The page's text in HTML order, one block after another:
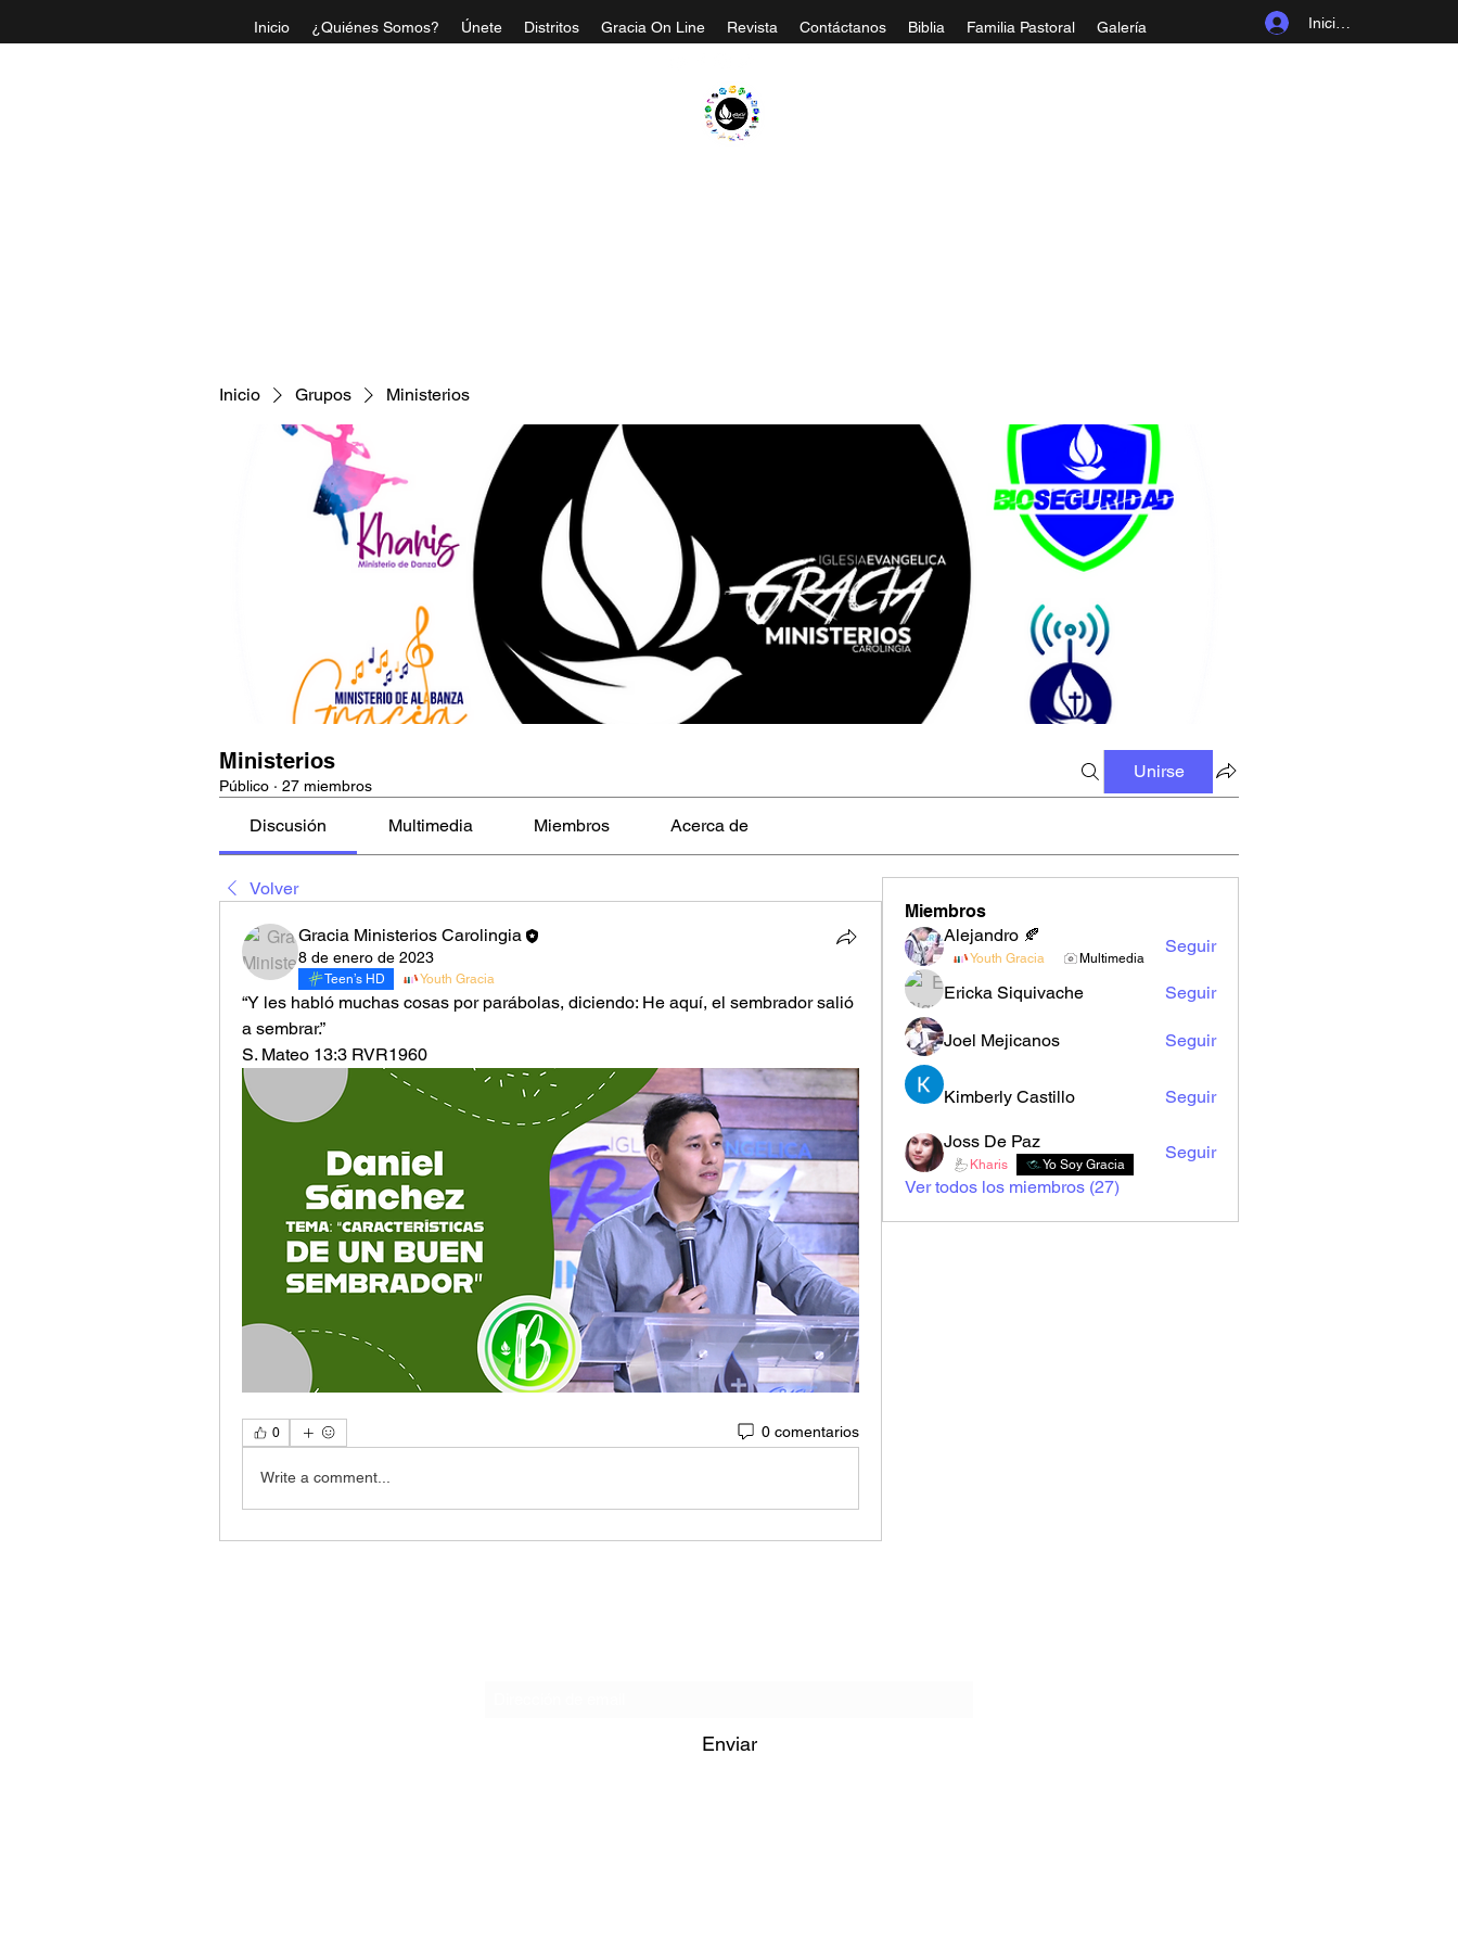
Iniciar sesión
Inicio ¿Quiénes Somos? Únete Distritos Gracia On Line Revista Contáctanos Biblia Familia Pastoral Galería
Inicio Grupos Ministerios
Ministerios
Público · 27 miembros
Unirse
Discusión Multimedia Miembros Acerca de
Volver
Gracia Ministerios Carolingia
8 de enero de 2023
Teen’s HD Youth Gracia
“Y les habló muchas cosas por parábolas, diciendo: He aquí, el sembrador salió
a sembrar.”
‭‭S. Mateo‬ ‭13‬:‭3‬ ‭RVR1960‬‬
0 0 comentarios
Write a comment...
Miembros
Alejandro 🍂
Youth Gracia Multimedia
Seguir
Ericka Siquivache Seguir
Joel Mejicanos Seguir
Kimberly Castillo Seguir
Joss De Paz
Kharis Yo Soy Gracia
Seguir
Ver todos los miembros (27)
Enviar